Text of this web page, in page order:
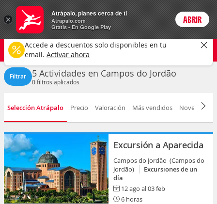
Actividades Login
Campos do Jordão ciudad
Cualquier tipo Cualquier fecha
CAMBIAR
Filtrar 5 Actividades en Campos do Jordão
0filtros aplicados
Selección Atrápalo Precio Valoración Más vendidos Novedad
Excursión a Aparecida
Campos do Jordão (Campos do
Jordão)
Excursiones de un
día
12 ago al 03 feb
6 horas
×
Atrápalo, planes cerca de ti
Atrapalo.com
Gratis - En Google Play
ABRIR
Accede a descuentos solo disponibles en tu
email. Activar ahora